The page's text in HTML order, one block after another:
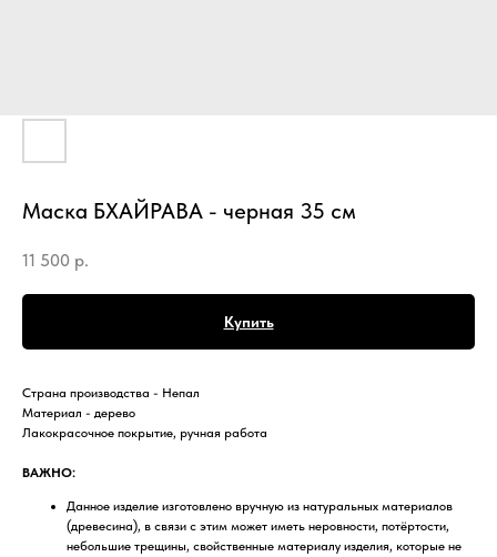
Маска БХАЙРАВА - черная 35 см
11 500 р.
Купить
Страна производства - Непал
Материал - дерево
Лакокрасочное покрытие, ручная работа
ВАЖНО:
Данное изделие изготовлено вручную из натуральных материалов
(древесина), в связи с этим может иметь неровности, потёртости,
небольшие трещины, свойственные материалу изделия, которые не